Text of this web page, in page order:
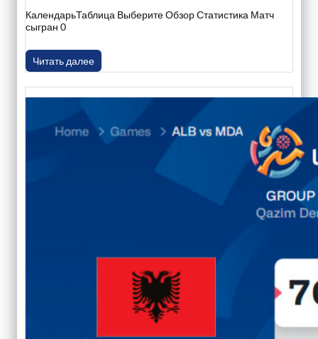
КалендарьТаблица Выберите Обзор Статистика Матч
сыгран 0
Читать далее